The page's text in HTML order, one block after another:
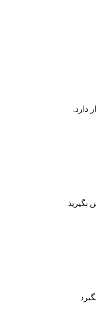
دارد.
بگیرید